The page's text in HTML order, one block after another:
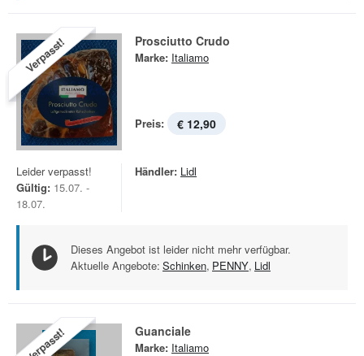
Verpasst! Prosciutto Crudo
Marke: Italiamo
Preis: € 12,90
Leider verpasst!
Gültig: 15.07. -
18.07.
Händler: Lidl
Dieses Angebot ist leider nicht mehr verfügbar.
Aktuelle Angebote: Schinken, PENNY, Lidl
Verpasst! Guanciale
Marke: Italiamo